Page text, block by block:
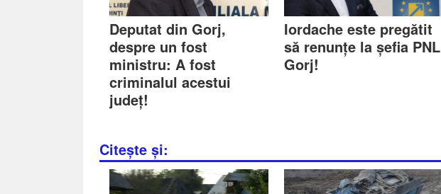
Deputat din Gorj,
despre un fost
ministru: A fost
criminalul acestui
județ!
Iordache este pregătit
să renunțe la șefia PNL
Gorj!
Citește și: